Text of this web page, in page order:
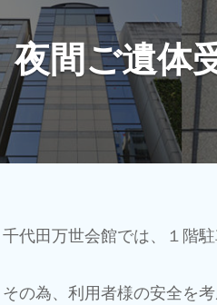
夜間ご遺
千代田万世会館では、１階
その為、利用者様の安全を
投
稿